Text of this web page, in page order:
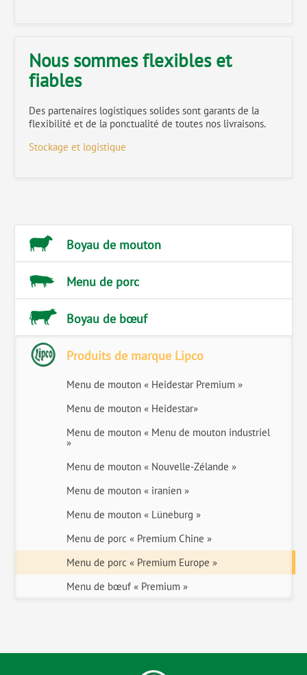
Nous sommes flexibles et
fiables
Des partenaires logistiques solides sont garants de la
flexibilité et de la ponctualité de toutes nos livraisons.
Stockage et logistique
Boyau de mouton
Menu de porc
Boyau de bœuf
Produits de marque Lipco
Menu de mouton « Heidestar Premium »
Menu de mouton « Heidestar»
Menu de mouton « Menu de mouton industriel
»
Menu de mouton « Nouvelle-Zélande »
Menu de mouton « iranien »
Menu de mouton « Lüneburg »
Menu de porc « Premium Chine »
Menu de porc « Premium Europe »
Menu de bœuf « Premium »